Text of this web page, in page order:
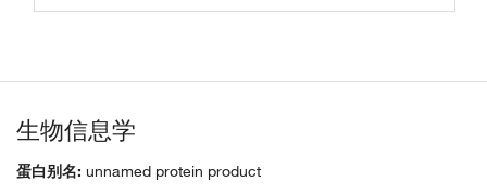
生物信息学
蛋白别名: unnamed protein product